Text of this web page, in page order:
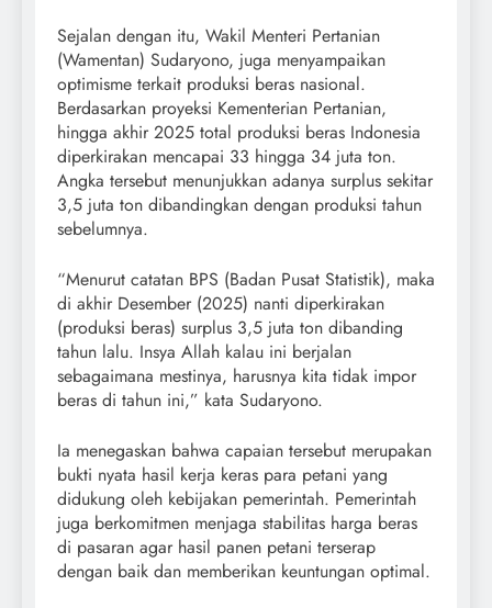
Sejalan dengan itu, Wakil Menteri Pertanian
(Wamentan) Sudaryono, juga menyampaikan
optimisme terkait produksi beras nasional.
Berdasarkan proyeksi Kementerian Pertanian,
hingga akhir 2025 total produksi beras Indonesia
diperkirakan mencapai 33 hingga 34 juta ton.
Angka tersebut menunjukkan adanya surplus sekitar
3,5 juta ton dibandingkan dengan produksi tahun
sebelumnya.
“Menurut catatan BPS (Badan Pusat Statistik), maka
di akhir Desember (2025) nanti diperkirakan
(produksi beras) surplus 3,5 juta ton dibanding
tahun lalu. Insya Allah kalau ini berjalan
sebagaimana mestinya, harusnya kita tidak impor
beras di tahun ini,” kata Sudaryono.
Ia menegaskan bahwa capaian tersebut merupakan
bukti nyata hasil kerja keras para petani yang
didukung oleh kebijakan pemerintah. Pemerintah
juga berkomitmen menjaga stabilitas harga beras
di pasaran agar hasil panen petani terserap
dengan baik dan memberikan keuntungan optimal.